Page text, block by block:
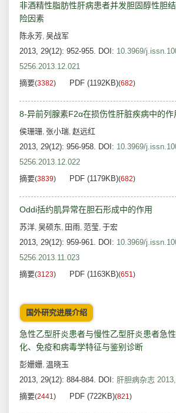
非酒精性脂肪性肝病患者并发胆固醇性胆
险因素
陈永芳, 吴战军
2013, 29(12): 952-955. DOI: 10.3969/
5256.2013.12.021
摘要(3382) PDF (1192KB)(682)
8-异前列腺素F2α在损伤性肝脏疾病中的作
侯珊珊, 张小瑞, 赵远红
2013, 29(12): 956-958. DOI: 10.3969/
5256.2013.12.022
摘要(3839) PDF (1179KB)(682)
Oddi括约肌异常在胆石形成中的作用
苏洋, 吴硕东, 田雨, 范莹, 于宏
2013, 29(12): 959-961. DOI: 10.3969/
5256.2013.11.023
摘要(3123) PDF (1163KB)(651)
国外研究进展介绍
急性乙型肝炎患者与慢性乙型肝炎患者急
化、免疫和病毒学特征与鉴别诊断
彭姗姗, 温晓玉
2013, 29(12): 884-884. DOI: 肝胆病杂志
摘要(2441) PDF (722KB)(821)